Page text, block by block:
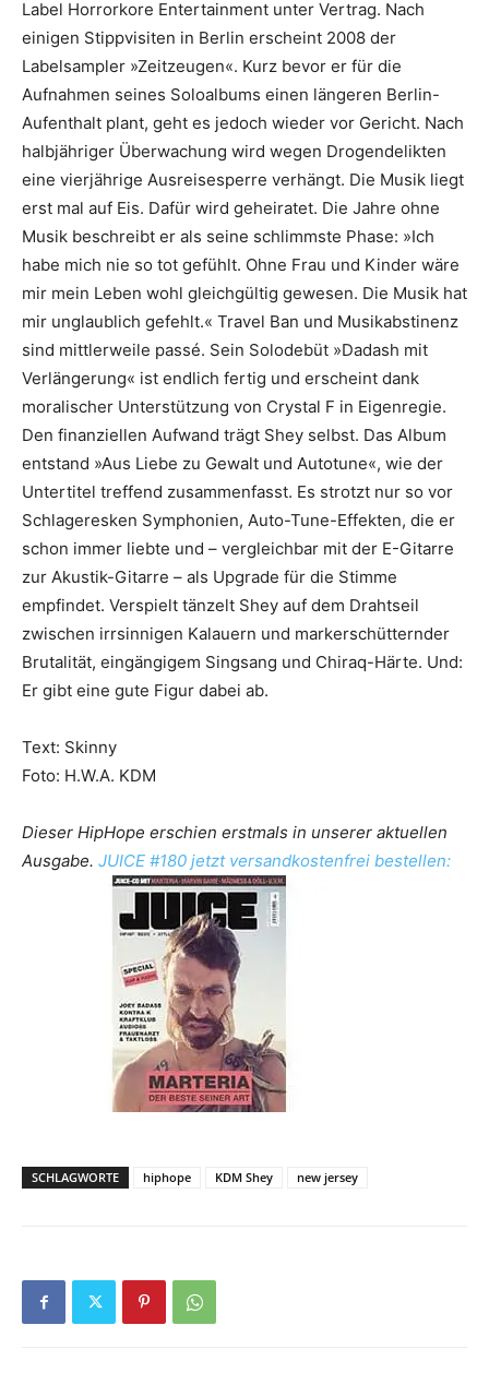
Label Horrorkore Entertainment unter Vertrag. Nach
einigen Stippvisiten in Berlin erscheint 2008 der
Labelsampler »Zeitzeugen«. Kurz bevor er für die
Aufnahmen seines Soloalbums einen längeren Berlin-
Aufenthalt plant, geht es jedoch wieder vor Gericht. Nach
halbjähriger Überwachung wird wegen Drogendelikten
eine vierjährige Ausreisesperre verhängt. Die Musik liegt
erst mal auf Eis. Dafür wird geheiratet. Die Jahre ohne
Musik beschreibt er als seine schlimmste Phase: »Ich
habe mich nie so tot gefühlt. Ohne Frau und Kinder wäre
mir mein Leben wohl gleichgültig gewesen. Die Musik hat
mir unglaublich gefehlt.« Travel Ban und Musikabstinenz
sind mittlerweile passé. Sein Solodebüt »Dadash mit
Verlängerung« ist endlich fertig und erscheint dank
moralischer Unterstützung von Crystal F in Eigenregie.
Den finanziellen Aufwand trägt Shey selbst. Das Album
entstand »Aus Liebe zu Gewalt und Autotune«, wie der
Untertitel treffend zusammenfasst. Es strotzt nur so vor
Schlageresken Symphonien, Auto-Tune-Effekten, die er
schon immer liebte und – vergleichbar mit der E-Gitarre
zur Akustik-Gitarre – als Upgrade für die Stimme
empfindet. Verspielt tänzelt Shey auf dem Drahtseil
zwischen irrsinnigen Kalauern und markerschütternder
Brutalität, eingängigem Singsang und Chiraq-Härte. Und:
Er gibt eine gute Figur dabei ab.
Text: Skinny
Foto: H.W.A. KDM
Dieser HipHope erschien erstmals in unserer aktuellen
Ausgabe. JUICE #180 jetzt versandkostenfrei bestellen:
SCHLAGWORTE hiphope KDM Shey new jersey